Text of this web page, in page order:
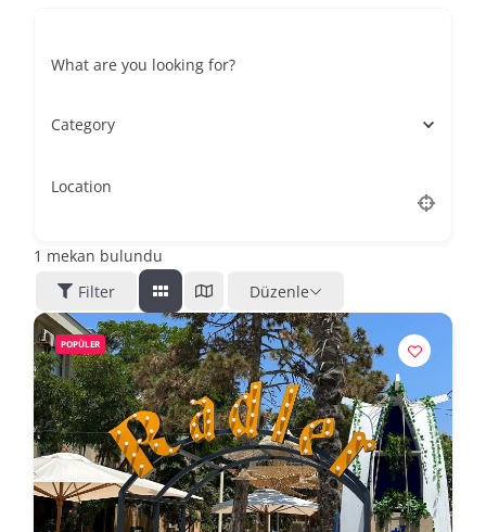
What are you looking for?
Category
Location
1 mekan bulundu
Filter
Düzenle
POPÜLER